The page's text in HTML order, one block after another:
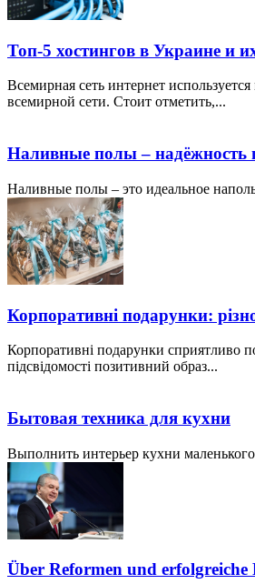
Топ-5 хостингов в Украине и
Всемирная сеть интернет
всемирной сети. Стоит отметить,...
Наливные полы – надёжность
Наливные полы – это идеальное
Корпоративні подарунки:
Корпоративні подарунки сприятливо
підсвідомості позитивний образ...
Бытовая техника для кухни
Выполнить интерьер кухни
Über Reformen und